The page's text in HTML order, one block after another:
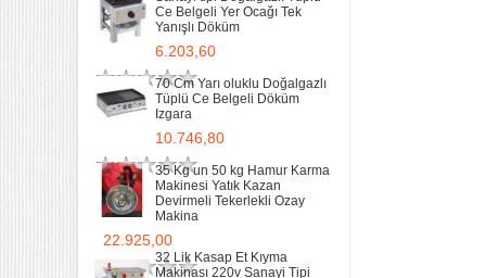
11.893,40
Ce Belgeli Yer Ocağı Tek
Yanışlı Döküm
6.203,60
70 Cm Yarı oluklu Doğalgazlı
Tüplü Ce Belgeli Döküm
Izgara
10.746,80
35 Kg un 50 kg Hamur Karma
Makinesi Yatık Kazan
Devirmeli Tekerlekli Ozay
Makina
22.925,00
32 Lik Kasap Et Kıyma
Makinası 220v Sanayi Tipi